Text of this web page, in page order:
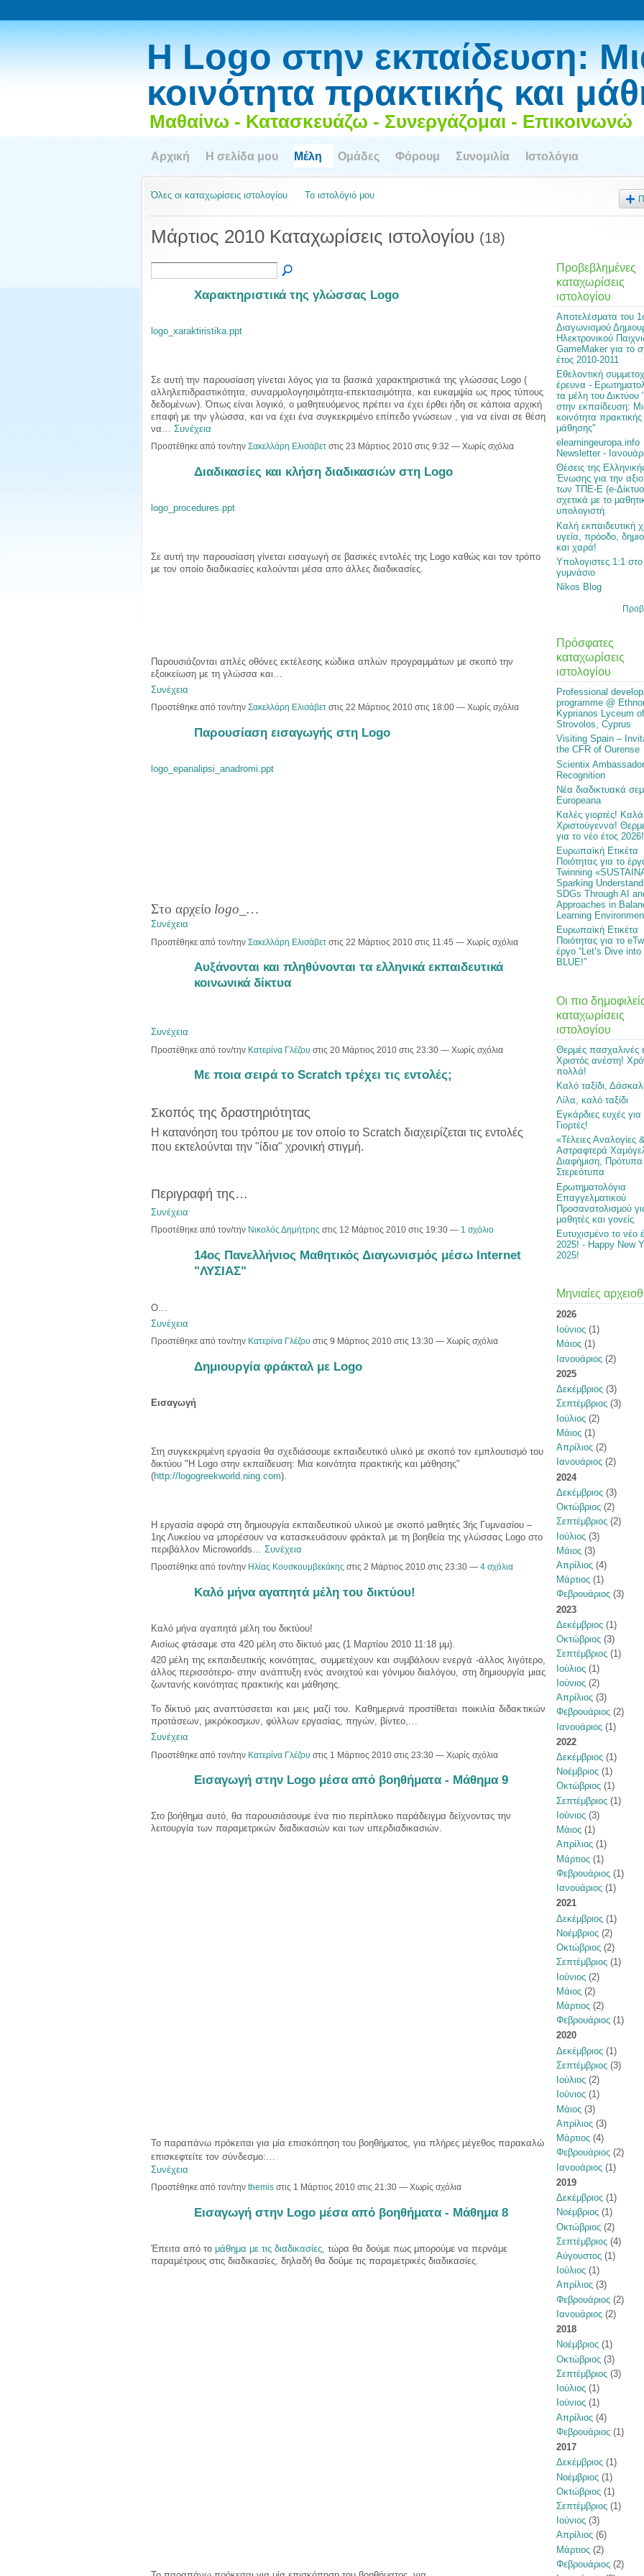
Η Logo στην εκπαίδευση:
κοινότητα πρακτικής και
Μαθαίνω - Κατασκευάζω - Συνεργάζομαι - Επικοινωνώ
Αρχική Η σελίδα μου Μέλη Ομάδες Φόρουμ Συνομιλία Ιστολόγια
Όλες οι καταχωρίσεις ιστολογίου Το ιστολόγιό μου
Μάρτιος 2010 Καταχωρίσεις ιστολογίου (18)
Χαρακτηριστικά της γλώσσας Logo
logo_xaraktiristika.ppt
Σε αυτή την παρουσίαση γίνεται λόγος για τα βασικά χαρακτηριστικά της γλώσσας Logo (
αλληλεπιδραστικότητα, συναρμολογησιμότητα-επεκτασιμότητα, και ευκαμψία ως προς τύπους
δεδομένων). Όπως είναι λογικό, ο μαθητευόμενος πρέπει να έχει έρθει ήδη σε κάποια αρχική
επαφή με την γλώσσα, και να έχει ένα συγκεκριμένο επίπεδο γνώσεων , για να είναι σε θέση
να…
Συνέχεια
Προστέθηκε από τον/την Σακελλάρη Ελισάβετστις 23 Μάρτιος 2010 στις 9:32 — Χωρίς σχόλια
Διαδικασίες και κλήση διαδικασιών στη Logo
logo_procedures.ppt
Σε αυτή την παρουσίαση γίνεται εισαγωγή σε βασικές εντολές της Logo καθώς και τον τρόπο
με τον οποίο διαδικασίες καλούνται μέσα απο άλλες διαδικασίες.
Παρουσιάζονται απλές οθόνες εκτέλεσης κώδικα απλών προγραμμάτων με σκοπό την
εξοικείωση με τη γλώσσα και…
Συνέχεια
Προστέθηκε από τον/την Σακελλάρη Ελισάβετστις 22 Μάρτιος 2010 στις 18:00 — Χωρίς σχόλια
Παρουσίαση εισαγωγής στη Logo
logo_epanalipsi_anadromi.ppt
Στο αρχείο logo _…
Συνέχεια
Προστέθηκε από τον/την Σακελλάρη Ελισάβετστις 22 Μάρτιος 2010 στις 11:45 — Χωρίς σχόλια
Αυξάνονται και πληθύνονται τα ελληνικά εκπαιδευτικά
κοινωνικά δίκτυα
Συνέχεια
Προστέθηκε από τον/την Κατερίνα Γλέζου στις 20 Μάρτιος 2010 στις 23:30 — Χωρίς σχόλια
Με ποια σειρά το Scratch τρέχει τις εντολές;
Σκοπός της δραστηριότητας
Η κατανόηση του τρόπου με τον οποίο το Scratch διαχειρίζεται τις εντολές
που εκτελούνται την "ίδια" χρονική στιγμή.
Περιγραφή της…
Συνέχεια
Προστέθηκε από τον/την Νικολός Δημήτρης στις 12 Μάρτιος 2010 στις 19:30 — 1 σχόλιο
14ος Πανελλήνιος Μαθητικός Διαγωνισμός μέσω Internet
"ΛΥΣΙΑΣ"
Ο…
Συνέχεια
Προστέθηκε από τον/την Κατερίνα Γλέζου στις 9 Μάρτιος 2010 στις 13:30 — Χωρίς σχόλια
Δημιουργία φράκταλ με Logo
Εισαγωγή
Στη συγκεκριμένη εργασία θα σχεδιάσουμε εκπαιδευτικό υλικό με σκοπό τον εμπλουτισμό του
δικτύου "Η Logo στην εκπαίδευση: Μια κοινότητα πρακτικής και μάθησης"
(http://logogreekworld.ning.com).
Η εργασία αφορά στη δημιουργία εκπαιδευτικού υλικού με σκοπό μαθητές 3ής Γυμνασίου –
1ης Λυκείου να μπορέσουν να κατασκευάσουν φράκταλ με τη βοηθεία της γλώσσας Logo στο
περιβάλλον Microworlds… Συνέχεια
Προστέθηκε από τον/την Ηλίας Κουσκουμβεκάκης στις 2 Μάρτιος 2010 στις 23:30 — 4 σχόλια
Καλό μήνα αγαπητά μέλη του δικτύου!
Καλό μήνα αγαπητά μέλη του δικτύου!
Αισίως φτάσαμε στα 420 μέλη στο δίκτυό μας (1 Μαρτίου 2010 11:18 μμ).
420 μέλη της εκπαιδευτικής κοινότητας, συμμετέχουν και συμβάλουν ενεργά -άλλος λιγότερο,
άλλος περισσότερο- στην ανάπτυξη ενός ανοιχτού και γόνιμου διαλόγου, στη δημιουργία μιας
ζωντανής κοινότητας πρακτικής και μάθησης.
Το δίκτυό μας αναπτύσσεται και μεις μαζί του. Καθημερινά προστίθεται ποικιλία διδακτικών
προτάσεων, μικρόκοσμων, φύλλων εργασίας, πηγών, βίντεο,…
Συνέχεια
Προστέθηκε από τον/την Κατερίνα Γλέζου στις 1 Μάρτιος 2010 στις 23:30 — Χωρίς σχόλια
Εισαγωγή στην Logo μέσα από βοηθήματα - Μάθημα 9
Στο βοήθημα αυτό, θα παρουσιάσουμε ένα πιο περίπλοκο παράδειγμα δείχνοντας την
λειτουργία των παραμετρικών διαδικασιών και των υπερδιαδικασιών.
Το παραπάνω πρόκειται για μία επισκόπηση του βοηθήματος, για πλήρες μέγεθος παρακαλώ
επισκεφτείτε τον σύνδεσμο:…
Συνέχεια
Προστέθηκε από τον/την themisστις 1 Μάρτιος 2010 στις 21:30 — Χωρίς σχόλια
Εισαγωγή στην Logo μέσα από βοηθήματα - Μάθημα 8
Έπειτα από το μάθημα με τις διαδικασίες, τώρα θα δούμε πως μπορούμε να περνάμε
παραμέτρους στις διαδικασίες, δηλαδή θα δούμε τις παραμετρικές διαδικασίες.
Προβεβλημένες
καταχωρίσεις
ιστολογίου
Αποτελέσματα του
Διαγωνισμού
Ηλεκτρονικού
GameMaker για το
έτος 2010-2011
Εθελοντική
έρευνα -
τα μέλη του
στην εκπαίδευση:
κοινότητα πρακτικής
μάθησης"
elearningeuropa.info
Newsletter -
Θέσεις της
Ένωσης για την
των ΤΠΕ-Ε (e-
σχετικά με το
υπολογιστή
Καλή εκπαιδευτική
υγεία, πρόοδο,
και χαρά!
Υπολογιστες 1:1 στο
γυμνάσιο
Nikos Blog
Πρόσφατες
καταχωρίσεις
ιστολογίου
Professional
programme @
Kyprianos Lyceum of
Strovolos, Cyprus
Visiting Spain –
the CFR of Ourense
Scientix Ambassador
Recognition
Νέα διαδικτυακά
Europeana
Καλές γιορτές! Καλά
Χριστούγεννα!
για το νέο έτος 2026!
Ευρωπαϊκή Ετικέτα
Ποιότητας για το
Twinning
Sparking
SDGs Through AI
Approaches in
Learning
Ευρωπαϊκή Ετικέτα
Ποιότητας για το
έργο “Let’s Dive into
BLUE!”
Οι πιο
καταχωρίσεις
ιστολογίου
Θερμές πασχαλινές
Χριστός ανέστη!
πολλά!
Καλό ταξίδι,
Λίλα, καλό ταξίδι
Εγκάρδιες ευχές
Γιορτές!
«Τέλειες Αναλογίες
Αστραφτερά
Διαφήμιση,
Στερεότυπα
Ερωτηματολόγια
Επαγγελματικού
Προσανατολισμού
μαθητές και γονείς
Ευτυχισμένο το νέο
2025! - Happy New
2025!
Μηνιαίες
2026
Ιούνιος(1)
Μάιος(1)
Ιανουάριος(2)
2025
Δεκέμβριος(3)
Σεπτέμβριος(3)
Ιούλιος(2)
Μάιος(1)
Απρίλιος(2)
Ιανουάριος(2)
2024
Δεκέμβριος(3)
Οκτώβριος(2)
Σεπτέμβριος(2)
Ιούλιος(3)
Μάιος(3)
Απρίλιος(4)
Μάρτιος(1)
Φεβρουάριος(3)
2023
Δεκέμβριος(1)
Οκτώβριος(3)
Σεπτέμβριος(1)
Ιούλιος(1)
Ιούνιος(2)
Απρίλιος(3)
Φεβρουάριος(2)
Ιανουάριος(1)
2022
Δεκέμβριος(1)
Νοέμβριος(1)
Οκτώβριος(1)
Σεπτέμβριος(1)
Ιούνιος(3)
Μάιος(1)
Απρίλιος(1)
Μάρτιος(1)
Φεβρουάριος(1)
Ιανουάριος(1)
2021
Δεκέμβριος(1)
Νοέμβριος(2)
Οκτώβριος(2)
Σεπτέμβριος(1)
Ιούνιος(2)
Μάιος(2)
Μάρτιος(2)
Φεβρουάριος(1)
2020
Δεκέμβριος(1)
Σεπτέμβριος(3)
Ιούλιος(2)
Ιούνιος(1)
Μάιος(3)
Απρίλιος(3)
Μάρτιος(4)
Φεβρουάριος(2)
Ιανουάριος(1)
2019
Δεκέμβριος(1)
Νοέμβριος(1)
Οκτώβριος(2)
Σεπτέμβριος(4)
Αύγουστος(1)
Ιούλιος(1)
Απρίλιος(3)
Φεβρουάριος(2)
Ιανουάριος(2)
2018
Νοέμβριος(1)
Οκτώβριος(3)
Σεπτέμβριος(3)
Ιούλιος(1)
Ιούνιος(1)
Απρίλιος(4)
Φεβρουάριος(1)
2017
Δεκέμβριος(1)
Νοέμβριος(1)
Οκτώβριος(1)
Σεπτέμβριος(1)
Ιούνιος(3)
Απρίλιος(6)
Μάρτιος(2)
Φεβρουάριος(2)